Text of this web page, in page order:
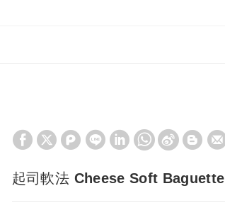
起司軟法 Cheese Soft Baguette